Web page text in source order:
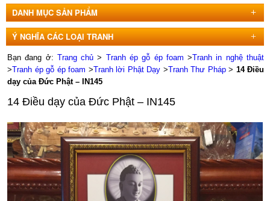
DANH MỤC SẢN PHẨM
Ý NGHĨA CÁC LOẠI TRANH
Bạn đang ở: Trang chủ > Tranh ép gỗ ép foam >Tranh in nghệ thuật
>Tranh ép gỗ ép foam >Tranh lời Phật Dạy >Tranh Thư Pháp> 14 Điều
dạy của Đức Phật – IN145
14 Điều dạy của Đức Phật – IN145